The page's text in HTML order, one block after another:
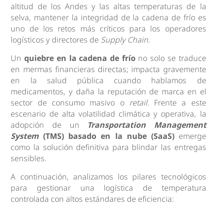
altitud de los Andes y las altas temperaturas de la
selva, mantener la integridad de la cadena de frío es
uno de los retos más críticos para los operadores
logísticos y directores de Supply Chain.
Unquiebre en la cadena de fríono solo se traduce
en mermas financieras directas; impacta gravemente
en la salud pública cuando hablamos de
medicamentos, y daña la reputación de marca en el
sector de consumo masivo o retail. Frente a este
escenario de alta volatilidad climática y operativa, la
adopción de un Transportation Management
System (TMS) basado en la nube (SaaS)emerge
como la solución definitiva para blindar las entregas
sensibles.
A continuación, analizamos los pilares tecnológicos
para gestionar una logística de temperatura
controlada con altos estándares de eficiencia: